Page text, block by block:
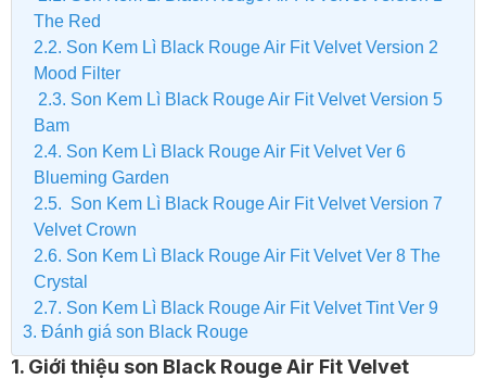
The Red
2.2. Son Kem Lì Black Rouge Air Fit Velvet Version 2
Mood Filter
2.3. Son Kem Lì Black Rouge Air Fit Velvet Version 5
Bam
2.4. Son Kem Lì Black Rouge Air Fit Velvet Ver 6
Blueming Garden
2.5. Son Kem Lì Black Rouge Air Fit Velvet Version 7
Velvet Crown
2.6. Son Kem Lì Black Rouge Air Fit Velvet Ver 8 The
Crystal
2.7. Son Kem Lì Black Rouge Air Fit Velvet Tint Ver 9
3. Đánh giá son Black Rouge
1. Giới thiệu son Black Rouge Air Fit Velvet